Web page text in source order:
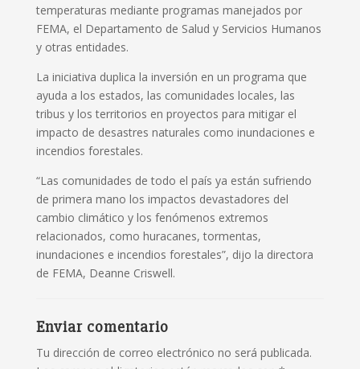
temperaturas mediante programas manejados por
FEMA, el Departamento de Salud y Servicios Humanos
y otras entidades.
La iniciativa duplica la inversión en un programa que
ayuda a los estados, las comunidades locales, las
tribus y los territorios en proyectos para mitigar el
impacto de desastres naturales como inundaciones e
incendios forestales.
“Las comunidades de todo el país ya están sufriendo
de primera mano los impactos devastadores del
cambio climático y los fenómenos extremos
relacionados, como huracanes, tormentas,
inundaciones e incendios forestales”, dijo la directora
de FEMA, Deanne Criswell.
Enviar comentario
Tu dirección de correo electrónico no será publicada.